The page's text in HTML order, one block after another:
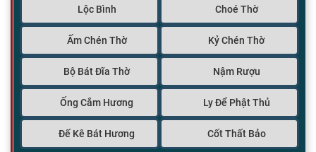
Lộc Bình Choé Thờ
Ấm Chén Thờ Kỷ Chén Thờ
Bộ Bát Đĩa Thờ Nậm Rượu
Ống Cắm Hương Ly Để Phật Thủ
Đế Kê Bát Hương Cốt Thất Bảo